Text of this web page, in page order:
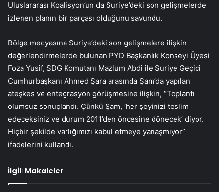
Uluslararası Koalisyon’un da Suriye’deki son gelişmelerde
izlenen planın bir parçası olduğunu savundu.
Bölge medyasına Suriye’deki son gelişmelere ilişkin
değerlendirmelerde bulunan PYD Başkanlık Konseyi Üyesi
Foza Yusif, SDG Komutanı Mazlum Abdi ile Suriye Geçici
Cumhurbaşkanı Ahmed Şara arasında Şam’da yapılan
ateşkes ve entegrasyon görüşmesine ilişkin, “Toplantı
olumsuz sonuçlandı. Çünkü Şam, ‘her şeyinizi teslim
edeceksiniz ve durum 2011’den öncesine dönecek’ diyor.
Hiçbir şekilde varlığımızı kabul etmeye yanaşmıyor”
ifadelerini kullandı.
İlgili Makaleler